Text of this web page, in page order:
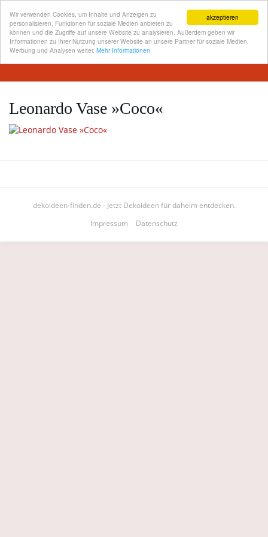
akzeptieren
Wir verwenden Cookies, um Inhalte und Anzeigen zu
personalisieren, Funktionen für soziale Medien anbieten zu
können und die Zugriffe auf unsere Website zu analysieren. Außerdem geben wir
Informationen zu Ihrer Nutzung unserer Website an unsere Partner für soziale Medien,
Werbung und Analysen weiter. Mehr Informationen
Skip
content
Leonardo Vase »Coco«
dekoideen-finden.de - Jetzt Dekoideen für daheim entdecken.
Impressum
Datenschutz